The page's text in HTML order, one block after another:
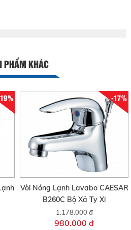
PHẨM KHÁC
-17%
Vòi Nóng Lạnh Lavabo CAESAR
B260C Bộ Xả Ty Xi
1.178.000 đ
980.000 đ